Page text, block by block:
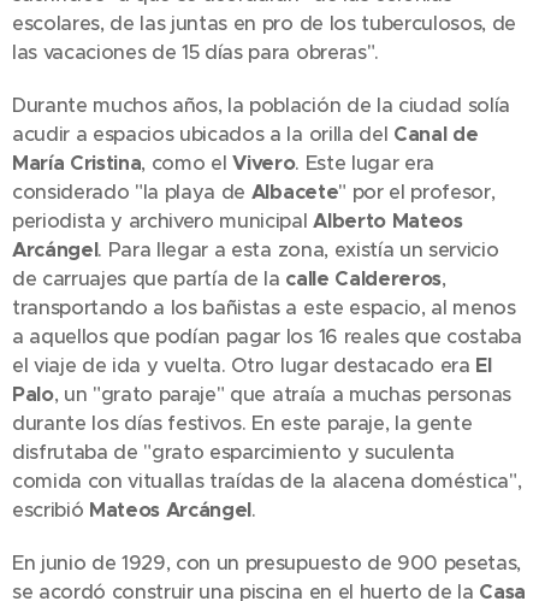
escolares, de las juntas en pro de los tuberculosos, de
las vacaciones de 15 días para obreras".
Durante muchos años, la población de la ciudad solía
acudir a espacios ubicados a la orilla del Canal de
María Cristina, como elVivero. Este lugar era
considerado "la playa de Albacete" por el profesor,
periodista y archivero municipalAlberto Mateos
Arcángel. Para llegar a esta zona, existía un servicio
de carruajes que partía de la calle Caldereros,
transportando a los bañistas a este espacio, al menos
a aquellos que podían pagar los 16 reales que costaba
el viaje de ida y vuelta. Otro lugar destacado era El
Palo, un "grato paraje" que atraía a muchas personas
durante los días festivos. En este paraje, la gente
disfrutaba de "grato esparcimiento y suculenta
comida con vituallas traídas de la alacena doméstica",
escribió Mateos Arcángel.
En junio de 1929, con un presupuesto de 900 pesetas,
se acordó construir una piscina en el huerto de la Casa